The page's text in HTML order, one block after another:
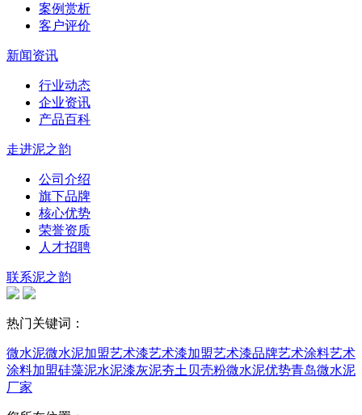
案例赏析
客户评价
新闻资讯
行业动态
企业资讯
产品百科
走进泥之韵
公司介绍
旗下品牌
核心优势
荣誉资质
人才招聘
联系泥之韵
热门关键词：
微水泥微水泥加盟艺术漆艺术漆加盟艺术漆品牌艺术涂料艺术
涂料加盟硅藻泥水泥漆灰泥夯土 贝壳粉微水泥优势青岛微水泥
厂家